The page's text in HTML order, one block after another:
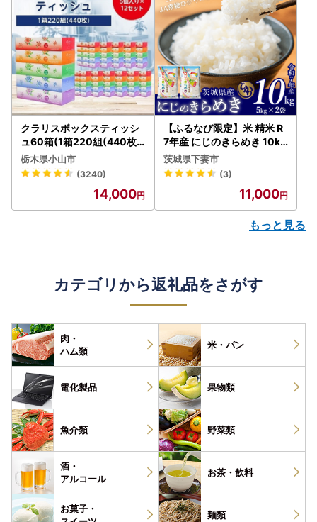
クラリスボックスティッシ
ュ60箱(1箱220組(440枚))
(5個入り×12セット)【配送
不可地域：離島・沖縄県】
【1256759】
栃木県小山市
(3240)
14,000
【ふるなび限定】米 精米 R
7年産 にじのきらめき 10kg
10月 FN-Limited-PR
茨城県下妻市
(3)
11,000
もっと見る
カテゴリから返礼品をさがす
肉・
ハム類
米・パン
電化製品 果物類
魚介類 野菜類
酒・
アルコール
お茶・ 飲料
お菓子・
麺類